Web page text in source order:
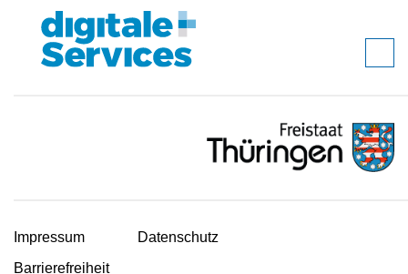
Impressum
Datenschutz
Barrierefreiheit